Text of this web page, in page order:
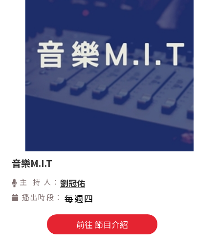
音樂M.I.T
主 持 人： 劉冠佑
播出時段： 每週四
前往 節目介紹